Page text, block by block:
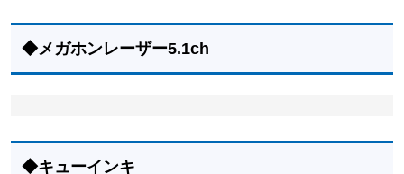
◆メガホンレーザー5.1ch
◆キューインキ